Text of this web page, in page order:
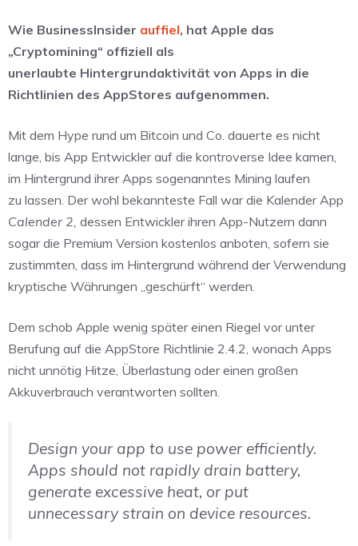
Wie BusinessInsider auffiel, hat Apple das
„Cryptomining“ offiziell als
unerlaubte Hintergrundaktivität von Apps in die
Richtlinien des AppStores aufgenommen.
Mit dem Hype rund um Bitcoin und Co. dauerte es nicht
lange, bis App Entwickler auf die kontroverse Idee kamen,
im Hintergrund ihrer Apps sogenanntes Mining laufen
zu lassen. Der wohl bekannteste Fall war die Kalender App
Calender 2, dessen Entwickler ihren App-Nutzern dann
sogar die Premium Version kostenlos anboten, sofern sie
zustimmten, dass im Hintergrund während der Verwendung
kryptische Währungen „geschürft“ werden.
Dem schob Apple wenig später einen Riegel vor unter
Berufung auf die AppStore Richtlinie 2.4.2, wonach Apps
nicht unnötig Hitze, Überlastung oder einen großen
Akkuverbrauch verantworten sollten.
Design your app to use power efficiently.
Apps should not rapidly drain battery,
generate excessive heat, or put
unnecessary strain on device resources.